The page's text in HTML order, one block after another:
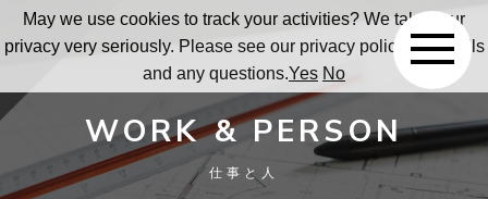
WORK & PERSON
仕事と人
May we use cookies to track your activities? We take your
privacy very seriously. Please see our privacy policy for details
and any questions.Yes No